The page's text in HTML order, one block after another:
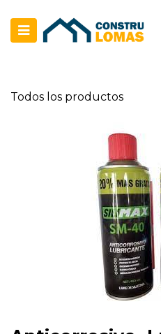
Todos los productos